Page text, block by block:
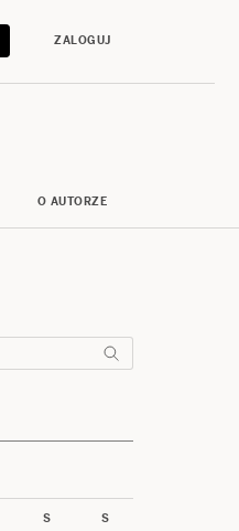
ZALOGUJ
O AUTORZE
S S